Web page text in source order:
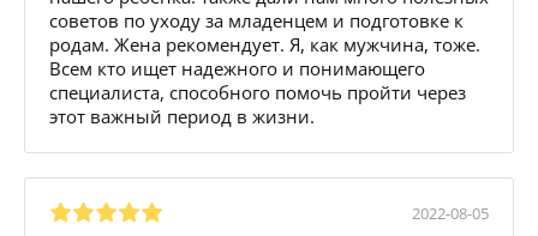
советов по уходу за младенцем и подготовке к
родам. Жена рекомендует. Я, как мужчина, тоже.
Всем кто ищет надежного и понимающего
специалиста, способного помочь пройти через
этот важный период в жизни.
2022-08-05